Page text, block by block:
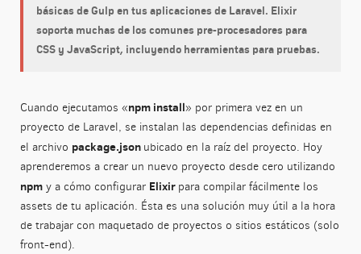
básicas de Gulp en tus aplicaciones de Laravel. Elixir
soporta muchas de los comunes pre-procesadores para
CSS y JavaScript, incluyendo herramientas para pruebas.
Cuando ejecutamos «npm install» por primera vez en un
proyecto de Laravel, se instalan las dependencias definidas en
el archivo package.json ubicado en la raíz del proyecto. Hoy
aprenderemos a crear un nuevo proyecto desde cero utilizando
npmy a cómo configurar Elixir para compilar fácilmente los
assets de tu aplicación. Ésta es una solución muy útil a la hora
de trabajar con maquetado de proyectos o sitios estáticos (solo
front-end).